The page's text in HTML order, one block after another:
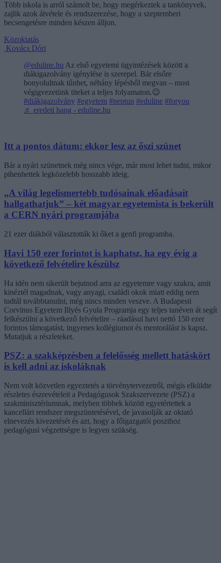
Több iskola is arról számolt be, hogy megérkeztek a tankönyvek,
zajlik azok átvétele és rendszerezése, hogy a szeptemberi
becsengetésre minden készen álljon.
Közoktatás
Kovács Dóri
@eduline.hu Az első egyetemi ügyintézések között a
diákigazolvány igénylése is szerepel. Bár elsőre
bonyolultnak tűnhet, néhány lépésből megvan – most
végigvezetünk titeket a teljes folyamaton.😉
#diákigazolvány #egyetem #neptun #eduline #foryou
♬ eredeti hang - eduline.hu
Itt a pontos dátum: ekkor lesz az őszi szünet
Bár a nyári szünetnek még nincs vége, már most lehet tudni, mikor
pihenhettek legközelebb hosszabb ideig.
„A világ legelismertebb tudósainak előadásait
hallgathatjuk” – két magyar egyetemista is bekerült
a CERN nyári programjába
21 ezer diákból választották ki őket a genfi programba.
Havi 150 ezer forintot is kaphatsz, ha egy évig a
következő felvételire készülsz
Ha idén nem sikerült bejutnod arra az egyetemre vagy szakra, amit
kinéztél magadnak, vagy anyagi, családi okok miatt eddig nem
tudtál továbbtanulni, még nincs minden veszve. A Budapesti
Corvinus Egyetem Illyés Gyula Programja egy teljes tanéven át segít
felkészülni a következő felvételire – ráadásul havi nettó 150 ezer
forintos támogatást, ingyenes kollégiumot és mentorálást is kapsz.
Mutatjuk a részleteket.
PSZ: a szakképzésben a felelősség mellett hatáskört
is kell adni az iskoláknak
Nem volt közvetlen egyeztetés a törvénytervezetről, mégis elküldte
részletes észrevételeit a Pedagógusok Szakszervezete (PSZ) a
szakminisztériumnak, melyben többek között egyetértettek a
kancellári rendszer megszüntetésével, de javasolják az oktató
elnevezés kivezetését és azt, hogy a főigazgatói poszthoz
pedagógusi végzettségre is legyen szükség.